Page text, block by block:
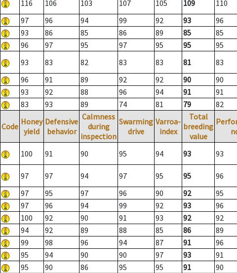
116 106 103 107 105 109
110
97 96 94 99 92 93
96
93 86 85 86 89 85
85
96 97 95 97 95 95
95
93 83 82 83 83 81
83
96 91 89 92 92 90
90
93 92 88 96 94 91
91
83 93 89 74 81 79 82
Code Honey
yield
Defensive
behavior
Calmness
during
inspection
Swarming
drive
Varroa-
index
Total
breeding
value
100 91 90 95 94 93 93
97 97 94 97 95 95
96
97 95 97 96 90 92
95
97 96 94 99 92 93
96
100 92 90 91 93 92
92
94 92 89 88 85 86
89
99 98 96 94 87 91
96
95 94 90 90 97 93
91
95 90 86 95 95 91
90